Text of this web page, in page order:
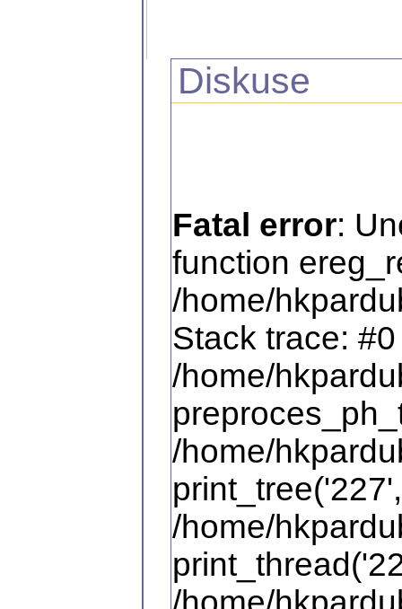
Diskuse
Fatal error:
function
/home/
Stack trace: #0
/home/
/home/
/home/